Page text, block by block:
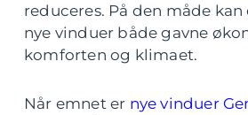
reduceres. På den måde
nye vinduer både gavne
komforten og klimaet.
Når emnet er nye vinduer